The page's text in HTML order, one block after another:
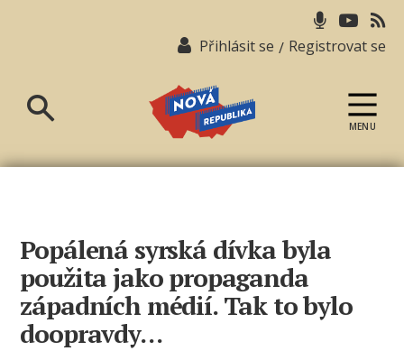
Přihlásit se / Registrovat se
republika
MENU
Popálená syrská dívka byla
použita jako propaganda
západních médií. Tak to bylo
doopravdy…